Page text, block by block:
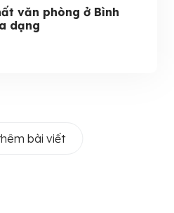
văn phòng ở Bình
dạng
bài viết